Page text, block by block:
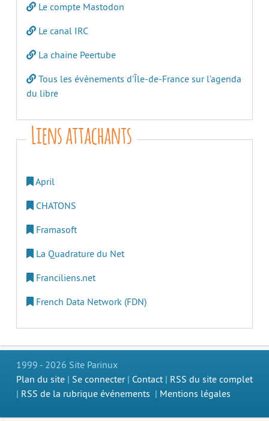
Le compte Mastodon
Le canal IRC
La chaine Peertube
Tous les évènements d’Île-de-France sur l’agenda
du libre
Liens attachants
April
CHATONS
Framasoft
La Quadrature du Net
Franciliens.net
French Data Network (FDN)
1999 - 2026 Site Parinux
Plan du site | Se connecter| Contact | RSS du site complet
| RSS de la rubrique événements | Mentions légales